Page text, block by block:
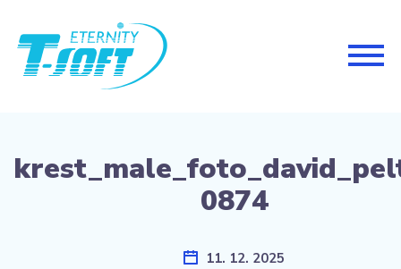
0874
11. 12. 2025